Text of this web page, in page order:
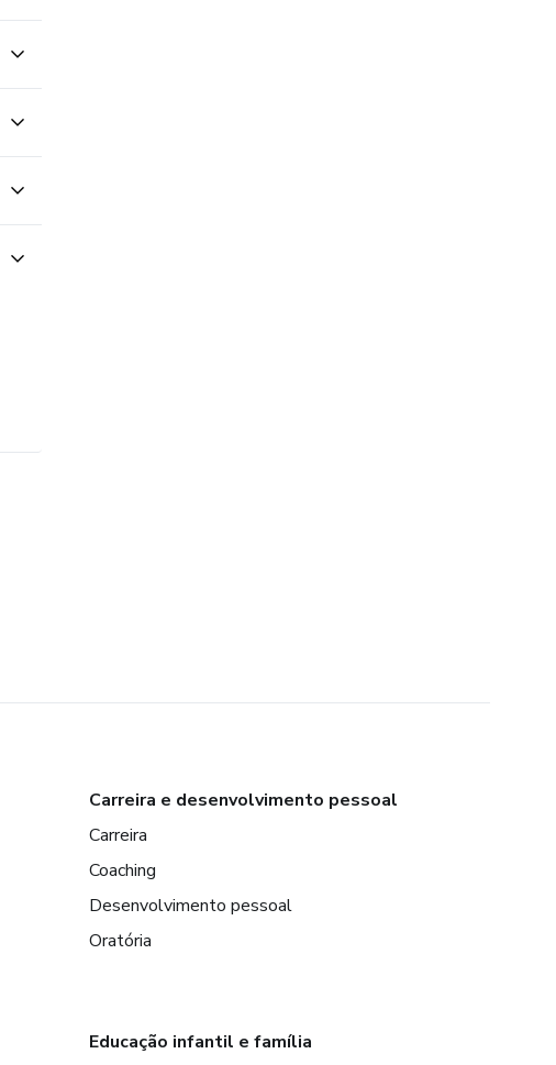
Carreira e desenvolvimento pessoal
Carreira
Coaching
Desenvolvimento pessoal
Oratória
Educação infantil e família